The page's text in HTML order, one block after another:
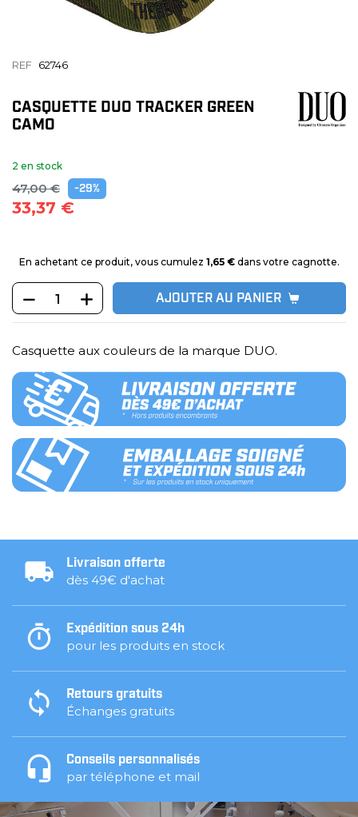
REF 62746
CASQUETTE DUO TRACKER GREEN
CAMO
2 en stock
47,00 € -29%
33,37 €
En achetant ce produit, vous cumulez 1,65 €dans votre cagnotte.
AJOUTER AU PANIER
Casquette aux couleurs de la marque DUO.
Livraison offerte
dès 49€ d'achat
Expédition sous 24h
pour les produits en stock
Retours gratuits
Échanges gratuits
Conseils personnalisés
par téléphone et mail